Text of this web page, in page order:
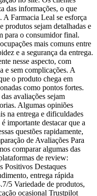
das informações, o que
A Farmacia Leal se esforça
produtos sejam detalhadas e
para o consumidor final.
mais comuns entre
e a segurança da entrega.
nesse aspecto, com
e sem complicações. A
o produto chega em
como pontos fortes.
avaliações sejam
Algumas opiniões
na entrega e dificuldades
importante destacar que a
questões rapidamente,
de Avaliações Para
comparar algumas das
de review:
Positivos Destaques
entrega rápida
5 Variedade de produtos,
ocasional Trustpilot